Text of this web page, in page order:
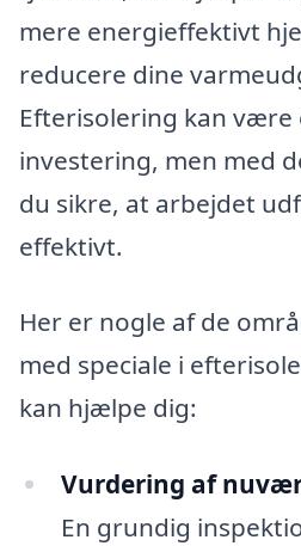
mere energieffektivt
reducere dine
Efterisolering kan
investering, men med
du sikre, at arbejdet
effektivt.
Her er nogle af de
med speciale i
kan hjælpe dig:
Vurdering af
En grundig